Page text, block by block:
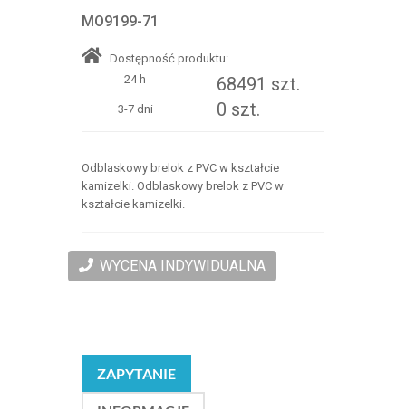
MO9199-71
Dostępność produktu:
24 h
68491 szt.
3-7 dni 0 szt.
Odblaskowy brelok z PVC w kształcie
kamizelki. Odblaskowy brelok z PVC w
kształcie kamizelki.
WYCENA INDYWIDUALNA
ZAPYTANIE